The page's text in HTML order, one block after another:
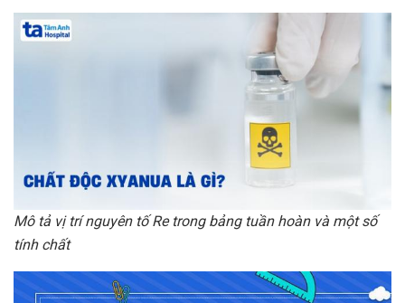
Mô tả vị trí nguyên tố Re trong bảng tuần hoàn và một số
tính chất